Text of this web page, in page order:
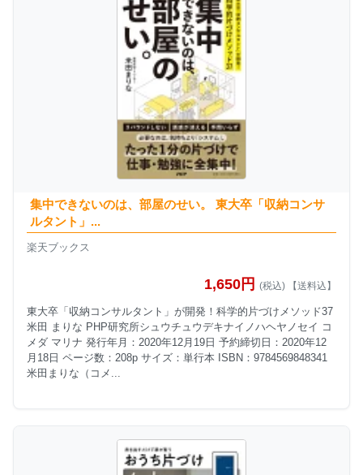
集中できないのは、部屋のせい。 東大卒「収納コンサ
ルタント」...
楽天ブックス
1,650円 (税込) 【送料込】
東大卒「収納コンサルタント」が開発！科学的片づけメソッド37
米田 まりな PHP研究所シュウチュウデキナイノハヘヤノセイ コ
メダ マリナ 発行年月：2020年12月19日 予約締切日：2020年12
月18日 ページ数：208p サイズ：単行本 ISBN：9784569848341
米田まりな（コメ...